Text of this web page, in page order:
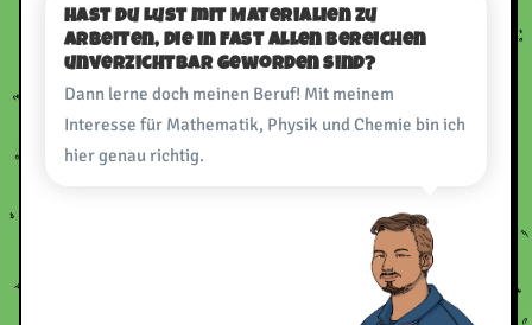
Hast du Lust mit Materialien zu
arbeiten, die in fast allen Bereichen
unverzichtbar geworden sind?
Dann lerne doch meinen Beruf! Mit meinem
Interesse für Mathematik, Physik und Chemie bin ich
hier genau richtig.